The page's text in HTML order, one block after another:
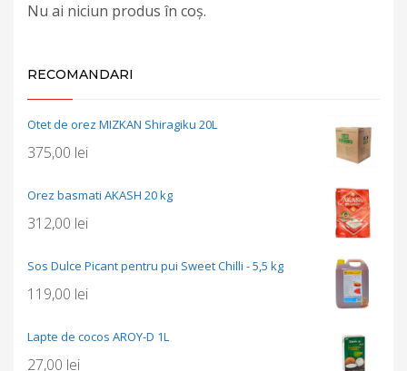
Nu ai niciun produs în coș.
RECOMANDARI
Otet de orez MIZKAN Shiragiku 20L
375,00 lei
Orez basmati AKASH 20 kg
312,00 lei
Sos Dulce Picant pentru pui Sweet Chilli - 5,5 kg
119,00 lei
Lapte de cocos AROY-D 1L
27,00 lei